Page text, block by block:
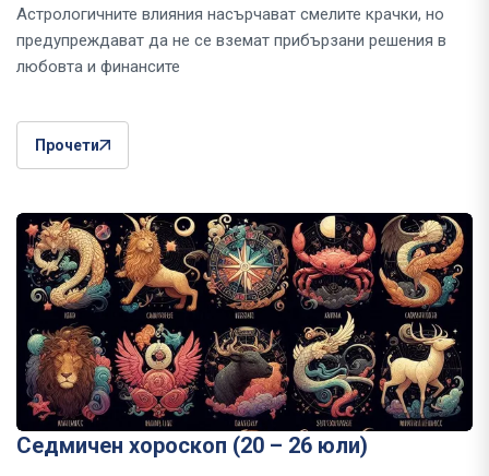
Астрологичните влияния насърчават смелите крачки, но
предупреждават да не се вземат прибързани решения в
любовта и финансите
Прочети
Седмичен хороскоп (20 – 26 юли)